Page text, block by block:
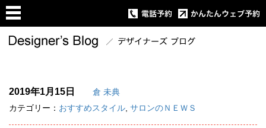
2019年1月15日
倉 未典
カテゴリー： おすすめスタイル, サロンのＮＥＷＳ